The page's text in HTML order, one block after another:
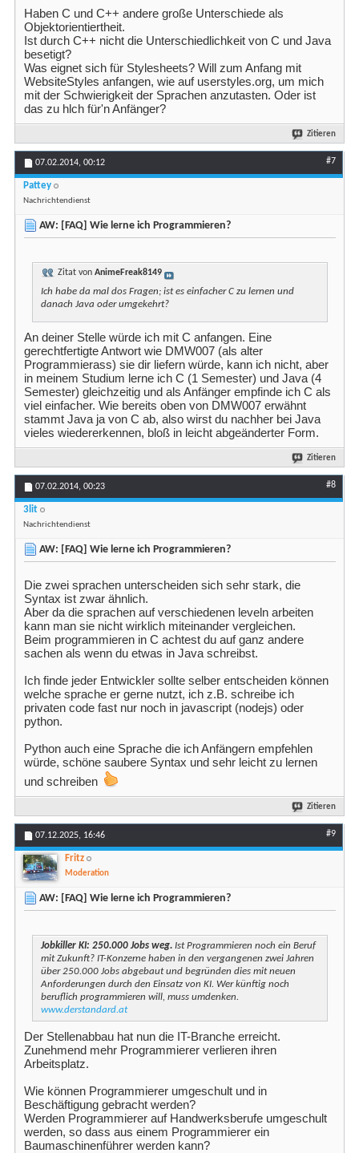
Haben C und C++ andere große Unterschiede als
Objektorientiertheit.
Ist durch C++ nicht die Unterschiedlichkeit von C und Java
besetigt?
Was eignet sich für Stylesheets? Will zum Anfang mit
WebsiteStyles anfangen, wie auf userstyles.org, um mich
mit der Schwierigkeit der Sprachen anzutasten. Oder ist
das zu hlch für'n Anfänger?
Zitieren
07.02.2014, 00:12 #7
Pattey
Nachrichtendienst
AW: [FAQ] Wie lerne ich Programmieren?
Zitat von AnimeFreak8149
Ich habe da mal dos Fragen; ist es einfacher C zu lernen und
danach Java oder umgekehrt?
An deiner Stelle würde ich mit C anfangen. Eine
gerechtfertigte Antwort wie DMW007 (als alter
Programmierass) sie dir liefern würde, kann ich nicht, aber
in meinem Studium lerne ich C (1 Semester) und Java (4
Semester) gleichzeitig und als Anfänger empfinde ich C als
viel einfacher. Wie bereits oben von DMW007 erwähnt
stammt Java ja von C ab, also wirst du nachher bei Java
vieles wiedererkennen, bloß in leicht abgeänderter Form.
Zitieren
07.02.2014, 00:23 #8
3lit
Nachrichtendienst
AW: [FAQ] Wie lerne ich Programmieren?
Die zwei sprachen unterscheiden sich sehr stark, die
Syntax ist zwar ähnlich.
Aber da die sprachen auf verschiedenen leveln arbeiten
kann man sie nicht wirklich miteinander vergleichen.
Beim programmieren in C achtest du auf ganz andere
sachen als wenn du etwas in Java schreibst.
Ich finde jeder Entwickler sollte selber entscheiden können
welche sprache er gerne nutzt, ich z.B. schreibe ich
privaten code fast nur noch in javascript (nodejs) oder
python.
Python auch eine Sprache die ich Anfängern empfehlen
würde, schöne saubere Syntax und sehr leicht zu lernen
und schreiben
Zitieren
07.12.2025, 16:46 #9
Fritz
Moderation
AW: [FAQ] Wie lerne ich Programmieren?
Jobkiller KI: 250.000 Jobs weg. Ist Programmieren noch ein Beruf
mit Zukunft? IT-Konzerne haben in den vergangenen zwei Jahren
über 250.000 Jobs abgebaut und begründen dies mit neuen
Anforderungen durch den Einsatz von KI. Wer künftig noch
beruflich programmieren will, muss umdenken.
www.derstandard.at
Der Stellenabbau hat nun die IT-Branche erreicht.
Zunehmend mehr Programmierer verlieren ihren
Arbeitsplatz.
Wie können Programmierer umgeschult und in
Beschäftigung gebracht werden?
Werden Programmierer auf Handwerksberufe umgeschult
werden, so dass aus einem Programmierer ein
Baumaschinenführer werden kann?